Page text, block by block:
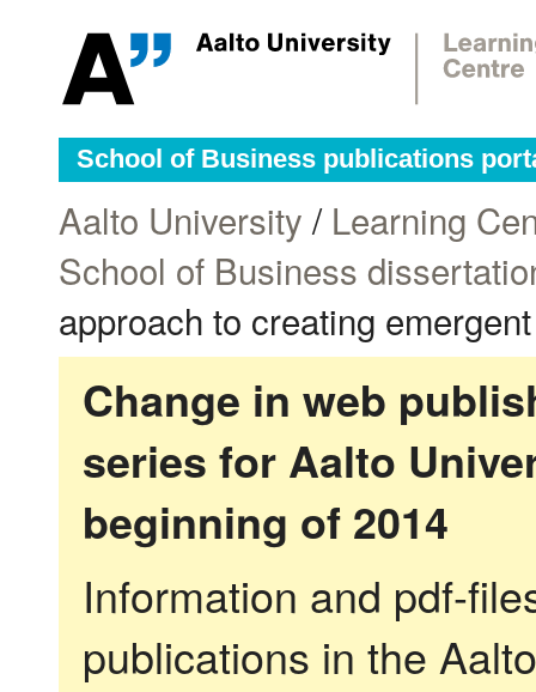
School of Business publications
Aalto University / Learning
School of Business
approach to creating
Change in web
series for Aalto
beginning of 2014
Information and pdf-
publications in the